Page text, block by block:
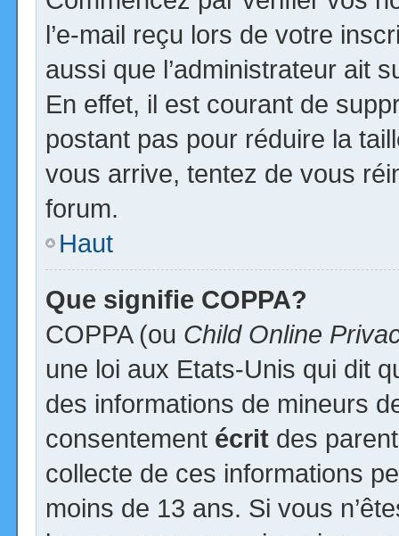
l’e-mail reçu lors de votre
aussi que l’administrateur ait
En effet, il est courant de
postant pas pour réduire la
vous arrive, tentez de vous
forum.
Haut
Que signifie COPPA?
COPPA (ou Child Online
une loi aux Etats-Unis qui dit
des informations de mineurs
consentement écrit des
collecte de ces informations
moins de 13 ans. Si vous